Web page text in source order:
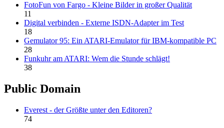
FotoFun von Fargo - Kleine Bilder in großer Qualität
11
Digital verbinden - Externe ISDN-Adapter im Test
18
Gemulator 95: Ein ATARI-Emulator für IBM-kompatible PC
28
Funkuhr am ATARI: Wem die Stunde schlägt!
38
Public Domain
Everest - der Größte unter den Editoren?
74